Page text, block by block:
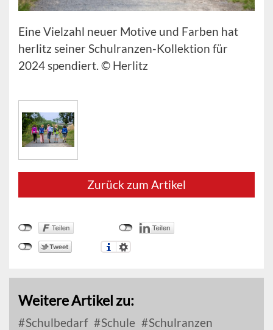
Eine Vielzahl neuer Motive und Farben hat
herlitz seiner Schulranzen-Kollektion für
2024 spendiert. © Herlitz
Zurück zum Artikel
Weitere Artikel zu:
Schulbedarf Schule Schulranzen